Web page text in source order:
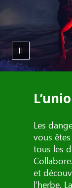
Les
vous
tous les
et
l’herbe.